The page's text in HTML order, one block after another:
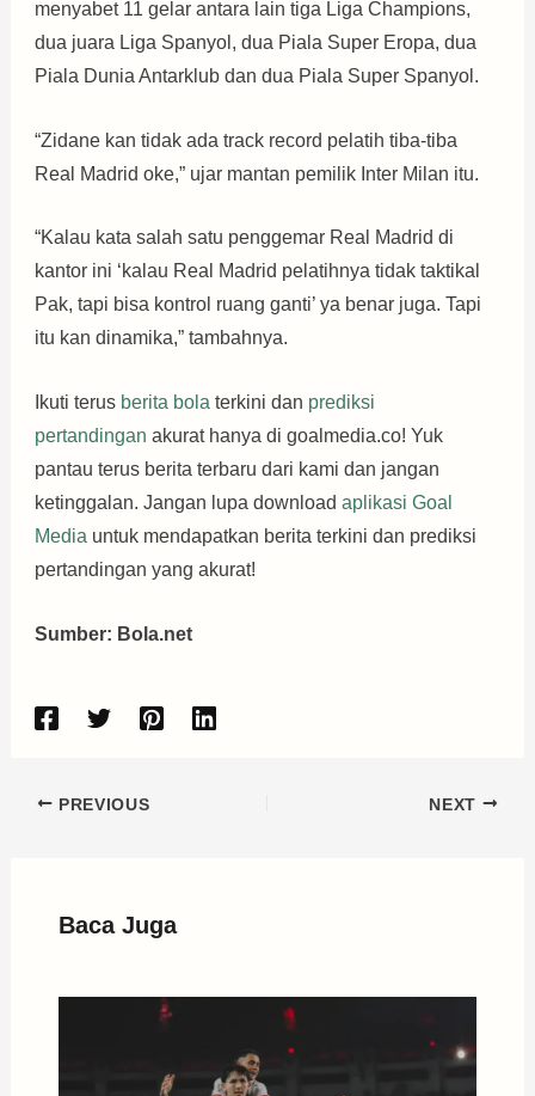
menyabet 11 gelar antara lain tiga Liga Champions,
dua juara Liga Spanyol, dua Piala Super Eropa, dua
Piala Dunia Antarklub dan dua Piala Super Spanyol.
“Zidane kan tidak ada track record pelatih tiba-tiba
Real Madrid oke,” ujar mantan pemilik Inter Milan itu.
“Kalau kata salah satu penggemar Real Madrid di
kantor ini ‘kalau Real Madrid pelatihnya tidak taktikal
Pak, tapi bisa kontrol ruang ganti’ ya benar juga. Tapi
itu kan dinamika,” tambahnya.
Ikuti terus berita bola terkini dan prediksi
pertandingan akurat hanya di goalmedia.co! Yuk
pantau terus berita terbaru dari kami dan jangan
ketinggalan. Jangan lupa download aplikasi Goal
Media untuk mendapatkan berita terkini dan prediksi
pertandingan yang akurat!
Sumber: Bola.net
PREVIOUS NEXT
Baca Juga